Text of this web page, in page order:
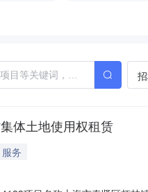
体土地使用权租赁
服务